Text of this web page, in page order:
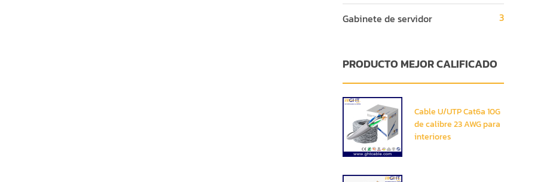
Gabinete de servidor 3
PRODUCTO MEJOR CALIFICADO
Cable U/UTP Cat6a 10G
de calibre 23 AWG para
interiores